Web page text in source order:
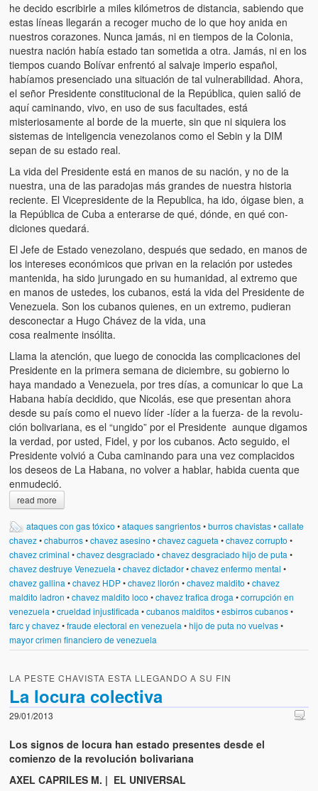
Radio Emisoras y canales de televisión clausurados por el
de Chávez hasta el 2009
Victimas del 11 de abril de 2002
Víctimas del régimen dictatorial de Chávez desde que tomó el
poder hasta el 31 de diciembre de 2009
Víctimas inocentes de la violencia castrista del 4 de Febrero de
1992
¡¡¡Miserable traidor, mira a tu pueblo!!! (Despicable traitor, look
your country!!!)
Fotos
Versos
Cuentos
Videos
he decido escribirle a miles kilómetros de distancia, sabiendo que
estas líneas llegarán a re­coger mucho de lo que hoy anida en
nuestros corazones. Nunca jamás, ni en tiempos de la Colo­nia,
nuestra nación ha­bía estado tan sometida a otra. Jamás, ni en los
tiempos cuando Bolívar enfrentó al salvaje impe­rio español,
habíamos presenciado una situa­ción de tal vulnerabili­dad. Ahora,
el señor Pre­sidente constitucional de la República, quien salió de
aquí caminando, vivo, en uso de sus facultades, está
misteriosamente al borde de la muerte, sin que ni si­quiera los
sistemas de in­teligencia venezolanos como el Sebin y la DIM
sepan de su estado real.
La vida del Presiden­te está en manos de su nación, y no de la
nues­tra, una de las paradojas más grandes de nuestra historia
reciente. El Vi­cepresidente de la Re­publica, ha ido, óigase bien, a
la República de Cuba a enterarse de qué, dónde, en qué con­
diciones quedará.
El Jefe de Estado ve­nezolano, después que sedado, en manos de
los intereses económicos que privan en la relación por ustedes
mantenida, ha sido jurungado en su humanidad, al extremo que
en manos de uste­des, los cubanos, está la vida del Presidente de
Venezuela. Son los cu­banos quienes, en un extremo, pudieran
des­conectar a Hugo Chávez de la vida, una
cosa real­mente insólita.
Llama la atención, que luego de conocida las complicaciones del
Presidente en la primera semana de diciembre, su gobierno lo
haya mandado a Venezuela, por tres días, a comuni­car lo que La
Habana ha­bía decidido, que Nico­lás, ese que presentan ahora
desde su país co­mo el nuevo líder -líder a la fuerza- de la revolu­
ción bolivariana, es el “ungido” por el Presidente aunque digamos
la verdad, por usted, Fi­del, y por los cubanos. Acto seguido, el
Presi­dente volvió a Cuba ca­minando para una vez complacidos
los deseos de La Habana, no volver a hablar, habida cuenta que
enmudeció.
read more
ataques con gas tóxico •ataques sangrientos•burros chavistas•callate
chavez•chaburros•chavez asesino •chavez cagueta •chavez corrupto •
chavez criminal •chavez desgraciado •chavez desgraciado hijo de puta •
chavez destruye Venezuela •chavez dictador•chavez enfermo mental •
chavez gallina •chavez HDP•chavez llorón •chavez maldito •chavez
maldito ladron •chavez maldito loco •chavez trafica droga •corrupción en
venezuela •crueldad injustificada •cubanos malditos•esbirros cubanos•
farc y chavez•fraude electoral en venezuela •hijo de puta no vuelvas•
mayor crimen financiero de venezuela
LA PESTE CHAVISTA ESTA LLEGANDO A SU FIN
La locura colectiva
29/01/2013
Los signos de locura han estado presentes desde el
comienzo de la revolución bolivariana
AXEL CAPRILES M. | EL UNIVERSAL